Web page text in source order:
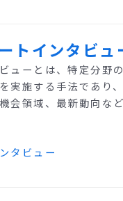
トインタビュ
ューとは、特定分野
実施する手法であり
会領域、最新動向な
タビュー